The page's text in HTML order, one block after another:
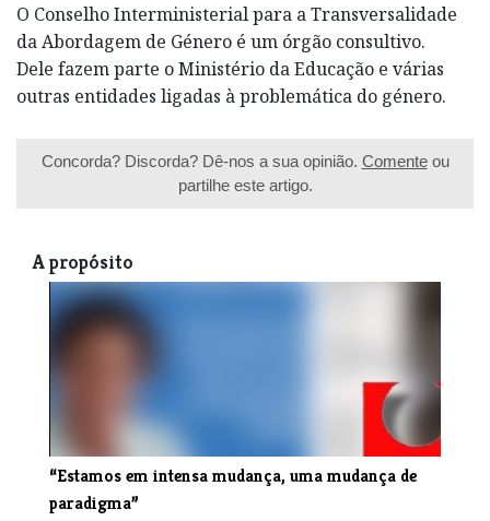
O Conselho Interministerial para a Transversalidade
da Abordagem de Género é um órgão consultivo.
Dele fazem parte o Ministério da Educação e várias
outras entidades ligadas à problemática do género.
Concorda? Discorda? Dê-nos a sua opinião. Comenteou
partilhe este artigo.
A propósito
“Estamos em intensa mudança, uma mudança de
paradigma”